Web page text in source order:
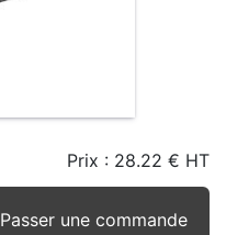
STOCK
Prix : 28.22 € HT
Passer une commande